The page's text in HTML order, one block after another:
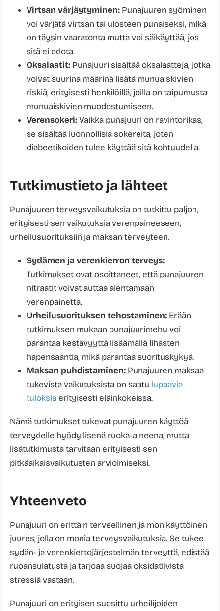
Virtsan värjäytyminen: Punajuuren syöminen
voi värjätä virtsan tai ulosteen punaiseksi, mikä
on täysin vaaratonta mutta voi säikäyttää, jos
sitä ei odota.
Oksalaatit: Punajuuri sisältää oksalaatteja, jotka
voivat suurina määrinä lisätä munuaiskivien
riskiä, erityisesti henkilöillä, joilla on taipumusta
munuaiskivien muodostumiseen.
Verensokeri:Vaikka punajuuri on ravintorikas,
se sisältää luonnollisia sokereita, joten
diabeetikoiden tulee käyttää sitä kohtuudella.
Tutkimustieto ja lähteet
Punajuuren terveysvaikutuksia on tutkittu paljon,
erityisesti sen vaikutuksia verenpaineeseen,
urheilusuorituksiin ja maksan terveyteen.
Sydämen ja verenkierron terveys:
Tutkimukset ovat osoittaneet, että punajuuren
nitraatit voivat auttaa alentamaan
verenpainetta.
Urheilusuorituksen tehostaminen: Erään
tutkimuksen mukaan punajuurimehu voi
parantaa kestävyyttä lisäämällä lihasten
hapensaantia, mikä parantaa suorituskykyä.
Maksan puhdistaminen: Punajuuren maksaa
tukevista vaikutuksista on saatu lupaavia
tuloksiaerityisesti eläinkokeissa.
Nämä tutkimukset tukevat punajuuren käyttöä
terveydelle hyödyllisenä ruoka-aineena, mutta
lisätutkimusta tarvitaan erityisesti sen
pitkäaikaisvaikutusten arvioimiseksi.
Yhteenveto
Punajuuri on erittäin terveellinen ja monikäyttöinen
juures, jolla on monia terveysvaikutuksia. Se tukee
sydän- ja verenkiertojärjestelmän terveyttä, edistää
ruoansulatusta ja tarjoaa suojaa oksidatiivista
stressiä vastaan.
Punajuuri on erityisen suosittu urheilijoiden